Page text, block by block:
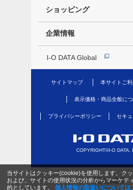
ショッピング
企業情報
I-O DATA Global
サイトマップ 本サイトご
表示価格・商品全般に
プライバシーポリシー セキ
COPYRIGHT©I-O DATA,
当サイトはクッキー(cookie)を使用します。ク
および、サイトの使用状況の分析からマーケテ
的としています。
個人情報の取扱いについては
PC版を表示